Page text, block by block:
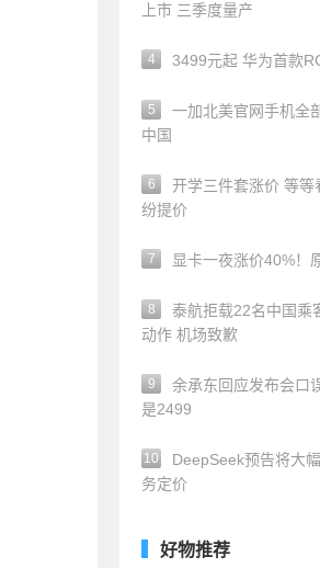
上市 三季度量产
4 3499元起 华为首款
5
一加北美官网手机全
中国
6
开学三件套涨价 等
纷提价
7 显卡一夜涨价40%！
8
泰航拒载22名中国乘
动作 机场致歉
9
余承东回应发布会口
是2499
10
DeepSeek预告将大
务定价
好物推荐